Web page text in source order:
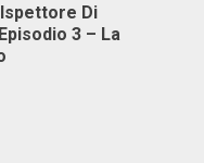
Di
3 – La